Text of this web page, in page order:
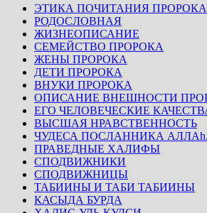
ЭТИКА ПОЧИТАНИЯ
РОДОСЛОВНАЯ
ЖИЗНЕОПИСАНИЕ
СЕМЕЙСТВО ПРОРОКА
ЖЕНЫ ПРОРОКА
ДЕТИ ПРОРОКА
ВНУКИ ПРОРОКА
ОПИСАНИЕ ВНЕШНОСТИ
ЕГО ЧЕЛОВЕЧЕСКИЕ
ВЫСШАЯ НРАВСТВЕННОСТЬ
ЧУДЕСА ПОСЛАННИКА
ПРАВЕДНЫЕ ХАЛИФЫ
СПОДВИЖНИКИ
СПОДВИЖНИЦЫ
ТАБИИНЫ И ТАБИ ТАБИИНЫ
КАСЫДА БУРДА